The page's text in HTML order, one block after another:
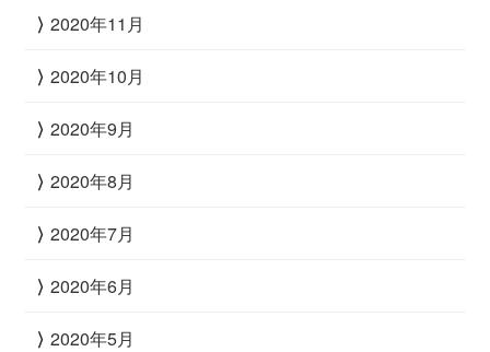
2020年11月
2020年10月
2020年9月
2020年8月
2020年7月
2020年6月
2020年5月